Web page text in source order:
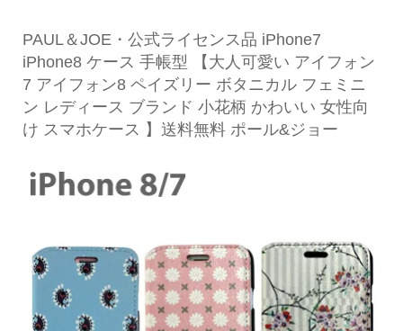
PAUL＆JOE・公式ライセンス品 iPhone7
iPhone8 ケース 手帳型 【大人可愛い アイフォン
7 アイフォン8 ペイズリー ボタニカル フェミニ
ン レディース ブランド 小花柄 かわいい 女性向
け スマホケース 】送料無料 ポール&ジョー